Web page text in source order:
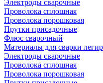
Электроды сварочные
Проволока сплошная
Проволока порошковая
Прутки присадочные
Флюс сварочный
Материалы для сварки
Электроды сварочные
Проволока сплошная
Проволока порошковая